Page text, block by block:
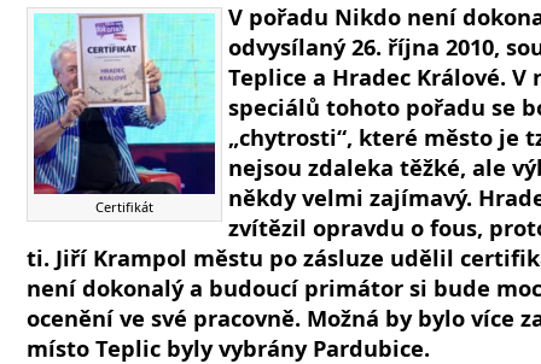
Certifikát
V pořadu Nikdo není
odvysílaný 26. října 2010,
Teplice a Hradec Králové. V
speciálů tohoto pořadu se
„chytrosti“, které město je
nejsou zdaleka těžké, ale
někdy velmi zajímavý.
zvítězil opravdu o fous,
ti. Jiří Krampol městu po zásluze udělil
není dokonalý a budoucí primátor si bude
ocenění ve své pracovně. Možná by bylo více
místo Teplic byly vybrány Pardubice.